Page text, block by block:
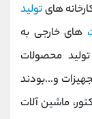
هایتولید
های خارجی به
محصولات
و...بودند
ماشین آلات